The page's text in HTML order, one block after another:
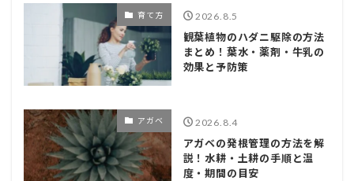
育て方 2026.8.5
観葉植物のハダニ駆除の方法
まとめ！葉水・薬剤・牛乳の
効果と予防策
アガベ 2026.8.4
アガベの発根管理の方法を解
説！水耕・土耕の手順と温
度・期間の目安